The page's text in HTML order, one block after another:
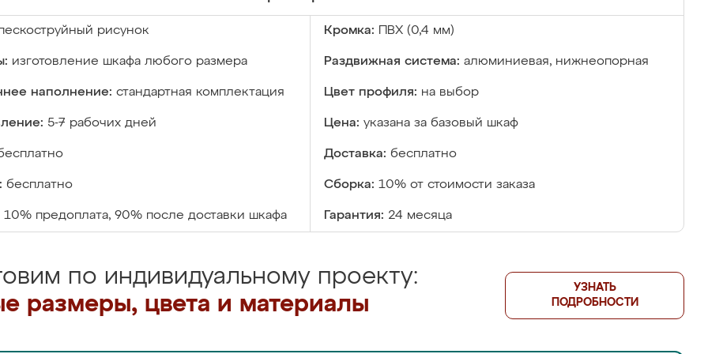
рисунок Кромка: ПВХ (0,4 мм)
изготовление шкафа любого размера Раздвижная система: алюминиевая, нижнеопорная
наполнение: стандартная комплектация Цвет профиля: на выбор
5-7 рабочих дней Цена: указана за базовый шкаф
Доставка: бесплатно
бесплатно Сборка: 10% от стоимости заказа
10% предоплата, 90% после доставки шкафа Гарантия: 24 месяца
по индивидуальному проекту:
размеры, цвета и материалы
УЗНАТЬ
ПОДРОБНОСТИ